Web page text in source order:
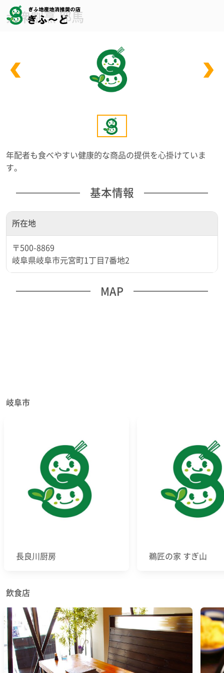
大衆割烹 耶馬
年配者も食べやすい健康的な商品の提供を心掛けていま
す。
基本情報
所在地
〒500-8869
岐阜県岐阜市元宮町1丁目7番地2
MAP
岐阜市
長良川厨房 鵜匠の家 すぎ山
飲食店